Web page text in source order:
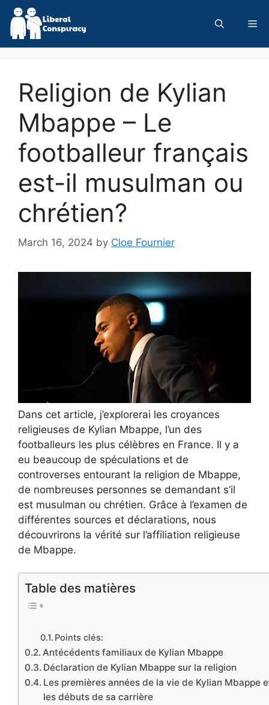
Skip
content
Religion de Kylian
Mbappe – Le
footballeur français
est-il musulman ou
chrétien?
March 16, 2024 by Cloe Fournier
Dans cet article, j’explorerai les croyances
religieuses de Kylian Mbappe, l’un des
footballeurs les plus célèbres en France. Il y a
eu beaucoup de spéculations et de
controverses entourant la religion de Mbappe,
de nombreuses personnes se demandant s’il
est musulman ou chrétien. Grâce à l’examen de
différentes sources et déclarations, nous
découvrirons la vérité sur l’affiliation religieuse
de Mbappe.
Table des matières
Points clés:
Antécédents familiaux de Kylian Mbappe
Déclaration de Kylian Mbappe sur la religion
Les premières années de la vie de Kylian Mbappe
les débuts de sa carrière